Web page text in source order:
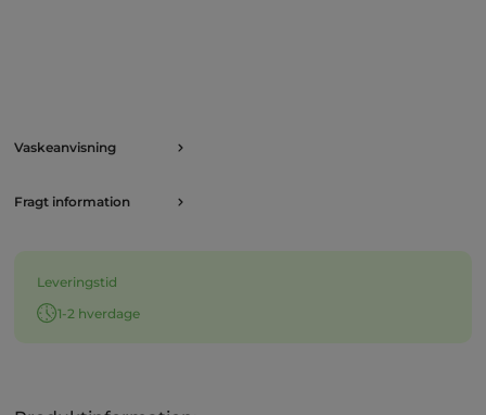
Vaskeanvisning
Fragt information
Leveringstid
1-2 hverdage